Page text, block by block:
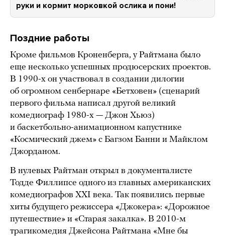
руки и кормит морковкой ослика и пони!
Поздние работы
Кроме фильмов Кроненберга, у Райтмана было
еще несколько успешных продюсерских проектов.
В 1990-х он участвовал в создании дилогии
об огромном сенбернаре «Бетховен» (сценарий
первого фильма написал другой великий
комедиограф 1980-х — Джон Хьюз)
и баскетбольно-анимационном капустнике
«Космический джем» с Багзом Банни и Майклом
Джорданом.
В нулевых Райтман открыл в документалисте
Тодде Филлипсе одного из главных американских
комедиографов ХХI века. Так появились первые
хиты будущего режиссера «Джокера»: «Дорожное
путешествие» и «Старая закалка». В 2010-м
трагикомедия Джейсона Райтмана «Мне бы